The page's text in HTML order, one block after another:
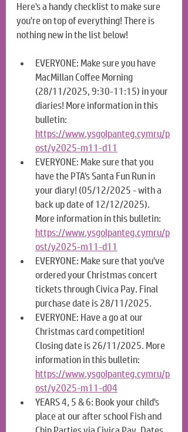
Here's a handy checklist to make sure
you're on top of everything! There is
nothing new in the list below!
EVERYONE: Make sure you have
MacMillan Coffee Morning
(28/11/2025, 9:30-11:15) in your
diaries! More information in this
bulletin:
https://www.ysgolpanteg.cymru/p
ost/y2025-m11-d11
EVERYONE: Make sure that you
have the PTA's Santa Fun Run in
your diary! (05/12/2025 - with a
back up date of 12/12/2025).
More information in this bulletin:
https://www.ysgolpanteg.cymru/p
ost/y2025-m11-d11
EVERYONE: Make sure that you've
ordered your Christmas concert
tickets through Civica Pay. Final
purchase date is 28/11/2025.
EVERYONE: Have a go at our
Christmas card competition!
Closing date is 26/11/2025. More
information in this bulletin:
https://www.ysgolpanteg.cymru/p
ost/y2025-m11-d04
YEARS 4, 5 & 6: Book your child's
place at our after school Fish and